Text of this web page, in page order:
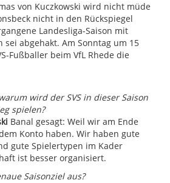
von Kuczkowski wird nicht müde
nicht in den Rückspiegel
Landesliga-Saison mit
sei abgehakt. Am Sonntag um 15
-Fußballer beim VfL Rhede die
wird der SVS in dieser Saison
spielen?
Banal gesagt: Weil wir am Ende
Konto haben. Wir haben gute
gute Spielertypen im Kader
ist besser organisiert.
Saisonziel aus?